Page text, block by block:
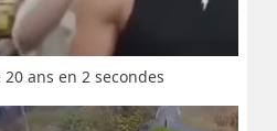
ans en 2 secondes